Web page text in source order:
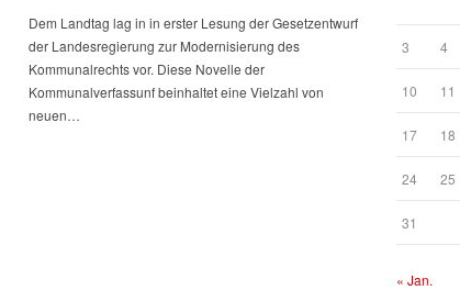
Dem Landtag lag in in erster Lesung der Gesetzentwurf
der Landesregierung zur Modernisierung des
Kommunalrechts vor. Diese Novelle der
Kommunalverfassunf beinhaltet eine Vielzahl von
neuen…
3 4
10 11
17 18
24 25
31
« Jan.